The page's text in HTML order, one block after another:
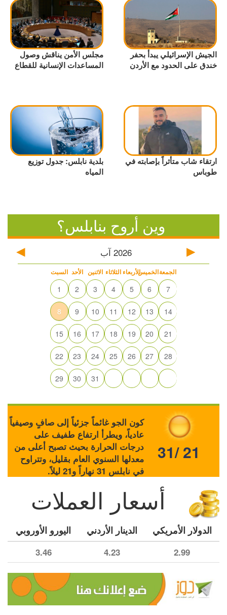
الجيش الإسرائيلي يبدأ بحفر
خندق على الحدود مع الأردن
مجلس الأمن يناقش وصول
المساعدات الإنسانية للقطاع
ارتقاء شاب متأثراً بإصابته في
طوباس
بلدية نابلس: جدول توزيع
المياه
وين أروح بنابلس؟
2026 آب
السبت الأحد الاثنين الثلاثاء الأربعاءالخميسالجمعة
1 2 3 4 5 6 7
8 9 10 11 12 13 14
15 16 17 18 19 20 21
22 23 24 25 26 27 28
29 30 31
كون الجو غائماً جزئياً إلى صافٍ وصيفياً
عادياً، ويطرأ ارتفاع طفيف على
درجات الحرارة بحيث تصبح أعلى من
معدلها السنوي العام بقليل، وتتراوح
في نابلس 31 نهاراً و21 ليلاً.
31/ 21
أسعار العملات
الدولار الأمريكي الدينار الأردني اليورو الأوروبي
2.99
4.23
3.46